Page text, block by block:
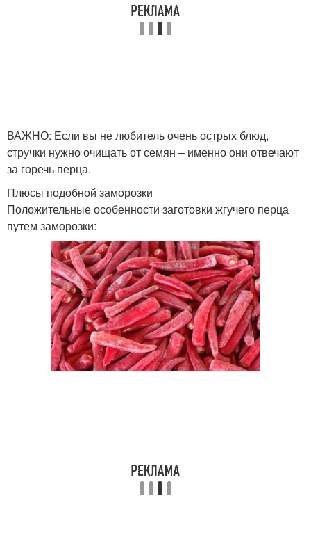
ВАЖНО: Если вы не любитель очень острых блюд,
стручки нужно очищать от семян – именно они отвечают
за горечь перца.
Плюсы подобной заморозки
Положительные особенности заготовки жгучего перца
путем заморозки: